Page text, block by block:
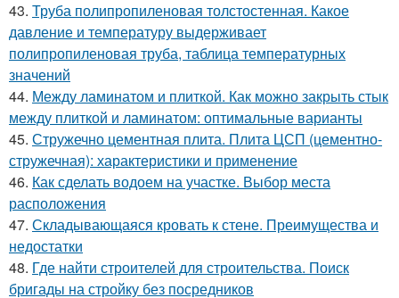
43. Труба полипропиленовая толстостенная. Какое
давление и температуру выдерживает
полипропиленовая труба, таблица температурных
значений
44. Между ламинатом и плиткой. Как можно закрыть стык
между плиткой и ламинатом: оптимальные варианты
45. Стружечно цементная плита. Плита ЦСП (цементно-
стружечная): характеристики и применение
46. Как сделать водоем на участке. Выбор места
расположения
47. Складывающаяся кровать к стене. Преимущества и
недостатки
48. Где найти строителей для строительства. Поиск
бригады на стройку без посредников